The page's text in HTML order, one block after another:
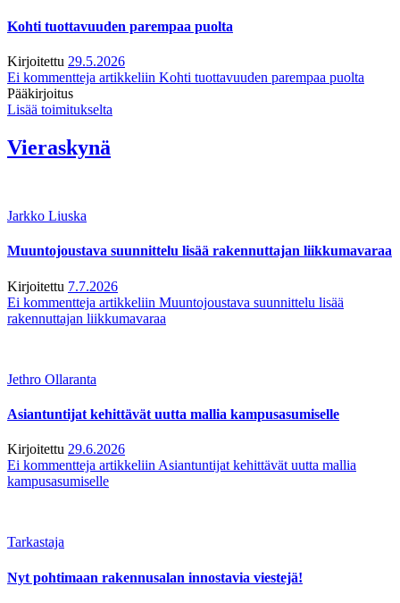
Kohti tuottavuuden parempaa puolta
Kirjoitettu 29.5.2026
Ei kommentteja artikkeliin Kohti tuottavuuden parempaa puolta
Pääkirjoitus
Lisää toimitukselta
Vieraskynä
Jarkko Liuska
Muuntojoustava suunnittelu lisää rakennuttajan liikkumavaraa
Kirjoitettu 7.7.2026
Ei kommentteja artikkeliin Muuntojoustava suunnittelu lisää
rakennuttajan liikkumavaraa
Jethro Ollaranta
Asiantuntijat kehittävät uutta mallia kampusasumiselle
Kirjoitettu 29.6.2026
Ei kommentteja artikkeliin Asiantuntijat kehittävät uutta mallia
kampusasumiselle
Tarkastaja
Nyt pohtimaan rakennusalan innostavia viestejä!